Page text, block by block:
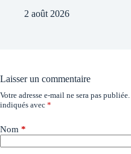
2 août 2026
Laisser un commentaire
Votre adresse e-mail ne sera pas publiée.
indiqués avec *
Nom *